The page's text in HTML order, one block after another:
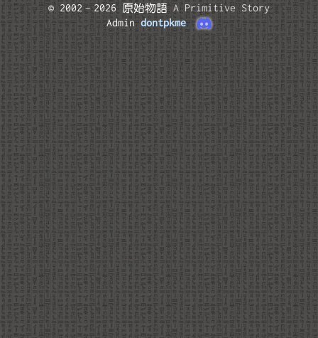
© 2002–2026 原始物語 A Primitive Story
Admindontpkme